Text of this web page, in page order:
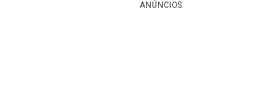
ANÚNCIOS